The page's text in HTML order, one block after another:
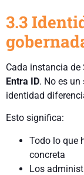
3.3
Cada instancia de
Entra ID. No es
identidad
Esto significa:
Todo lo que
concreta
Los